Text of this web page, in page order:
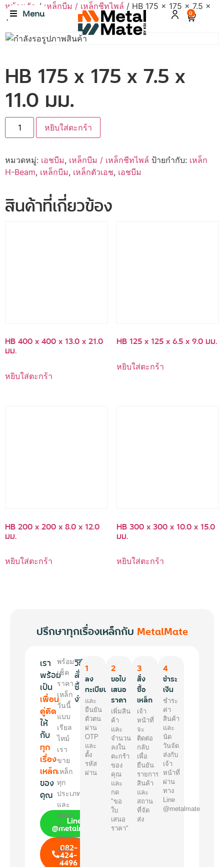
Menu 0
หน้าหลัก / เหล็กบีม / เหล็กชีทไพล์ / HB 175 x 175 x 7.5 x
11.0 มม.
HB 175 x 175 x 7.5 x
11.0 มม.
หยิบใส่ตะกร้า
หมวดหมู่: เอชบีม, เหล็กบีม / เหล็กชีทไพล์ ป้ายกำกับ: เหล็ก
H-Beam, เหล็กบีม, เหล็กตัวเอช, เอชบีม
สินค้าที่เกี่ยวข้อง
HB 400 x 400 x 13.0 x 21.0
มม.
หยิบใส่ตะกร้า
HB 125 x 125 x 6.5 x 9.0 มม.
หยิบใส่ตะกร้า
HB 200 x 200 x 8.0 x 12.0
มม.
หยิบใส่ตะกร้า
HB 300 x 300 x 10.0 x 15.0
มม.
หยิบใส่ตะกร้า
ปรึกษาทุกเรื่องเหล็กกับ MetalMate
เรา
พร้อม
เป็น
เพื่อน
คู่คิด
ให้
กับ
ทุก
เรื่อง
เหล็ก
ของ
คุณ
Line
@metalmate
082-
424-
4496
พร้อม
เช็ค
ราคา
เหล็ก
วันนี้
แบบ
เรียล
ไทม์
เรา
ขาย
เหล็ก
ทุก
ประเภท
และ
จัดส่ง
ทั่ว
ประเทศ
และ
เรา
วิธี
สั่ง
ซื้อ
ง่ายๆ
1
ลง
ทะเบียน
และ
ยืนยัน
ตัวตน
ผ่าน
OTP
และ
ตั้ง
รหัส
ผ่าน
2
ขอใบ
เสนอ
ราคา
เพิ่มสิน
ค้า
และ
จำนวน
ลงใน
ตะกร้า
ของ
คุณ
และ
กด
"ขอ
ใบ
เสนอ
ราคา"
3
สั่ง
ซื้อ
เหล็ก
เจ้า
หน้าที่
จะ
ติดต่อ
กลับ
เพื่อ
ยืนยัน
รายการ
สินค้า
และ
สถาน
ที่จัด
ส่ง
4
ชำระ
เงิน
ชำระ
ค่า
สินค้า
และ
นัด
วันจัด
ส่งกับ
เจ้า
หน้าที่
ผ่าน
ทาง
Line
@metalmate